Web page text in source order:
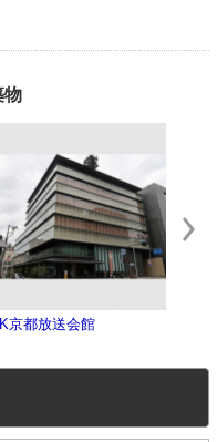
物
京都放送会館